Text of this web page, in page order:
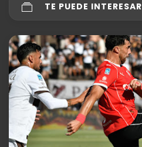
TE PUEDE INTERESAR